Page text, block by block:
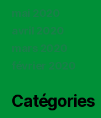
mai 2020
avril 2020
mars 2020
février 2020
Catégories